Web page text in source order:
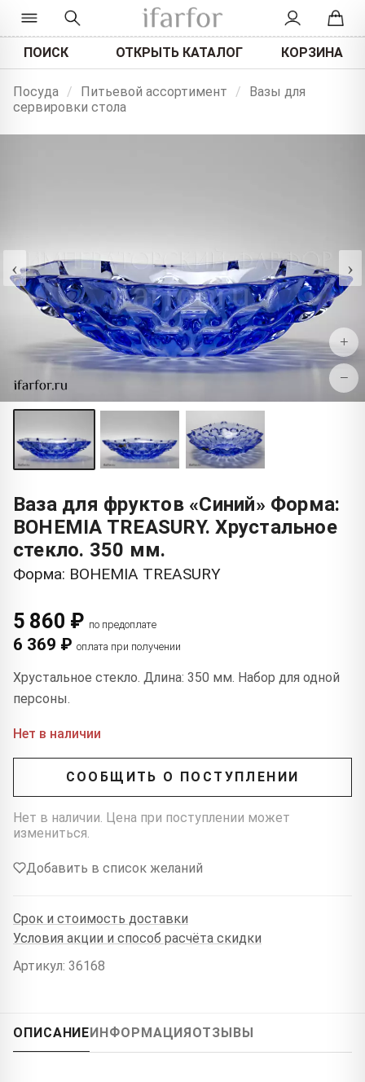
ПОИСК ОТКРЫТЬ КАТАЛОГ КОРЗИНА
Посуда / Питьевой ассортимент /
Вазы для
сервировки стола
‹ ›
+
−
Ваза для фруктов «Синий» Форма:
BOHEMIA TREASURY. Хрустальное
стекло. 350 мм.
Форма: BOHEMIA TREASURY
5 860 ₽ по предоплате
6 369 ₽ оплата при получении
Хрустальное стекло. Длина: 350 мм. Набор для одной
персоны.
Нет в наличии
СООБЩИТЬ О ПОСТУПЛЕНИИ
Нет в наличии. Цена при поступлении может
измениться.
Добавить в список желаний
Срок и стоимость доставки
Условия акции и способ расчёта скидки
Артикул: 36168
ОПИСАНИЕИНФОРМАЦИЯОТЗЫВЫ